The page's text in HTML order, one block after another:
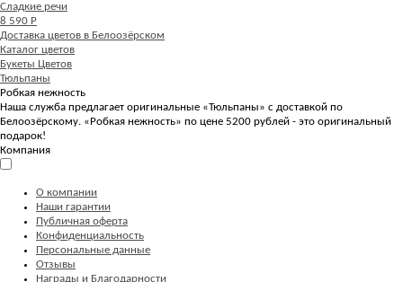
Сладкие речи
8 590 Р
Доставка цветов в Белоозёрском
Каталог цветов
Букеты Цветов
Тюльпаны
Робкая нежность
Наша служба предлагает оригинальные «Тюльпаны» с доставкой по
Белоозёрскому. «Робкая нежность» по цене 5200 рублей - это оригинальный
подарок!
Компания
О компании
Наши гарантии
Публичная оферта
Конфиденциальность
Персональные данные
Отзывы
Награды и Благодарности